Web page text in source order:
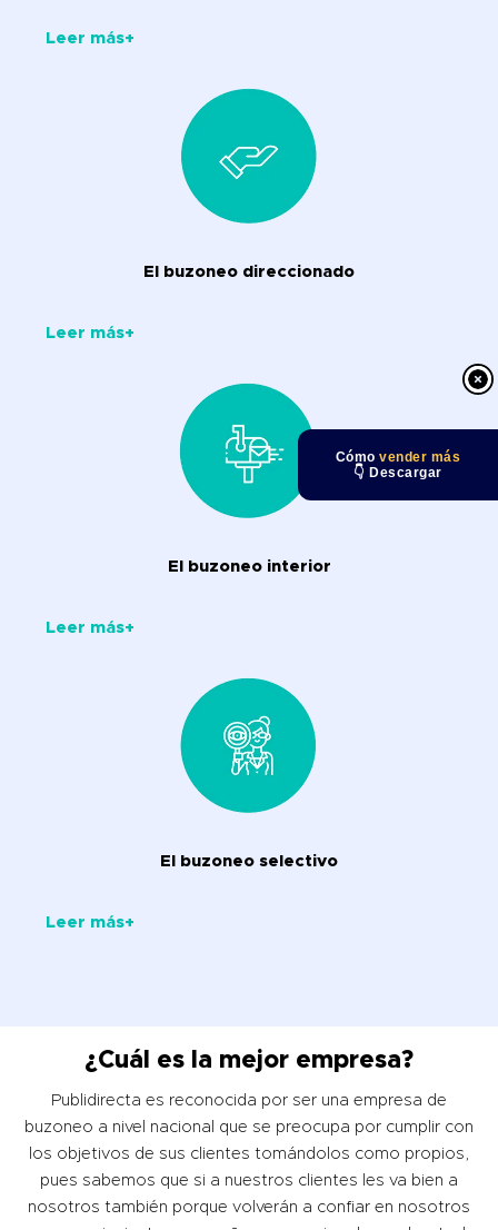
Cómovender más
👇 Descargar
Leer más+
El buzoneo direccionado
Leer más+
El buzoneo interior
Leer más+
El buzoneo selectivo
Leer más+
¿Cuál es la mejor empresa?
Publidirecta es reconocida por ser una empresa de
buzoneo a nivel nacional que se preocupa por cumplir con
los objetivos de sus clientes tomándolos como propios,
pues sabemos que si a nuestros clientes les va bien a
nosotros también porque volverán a confiar en nosotros